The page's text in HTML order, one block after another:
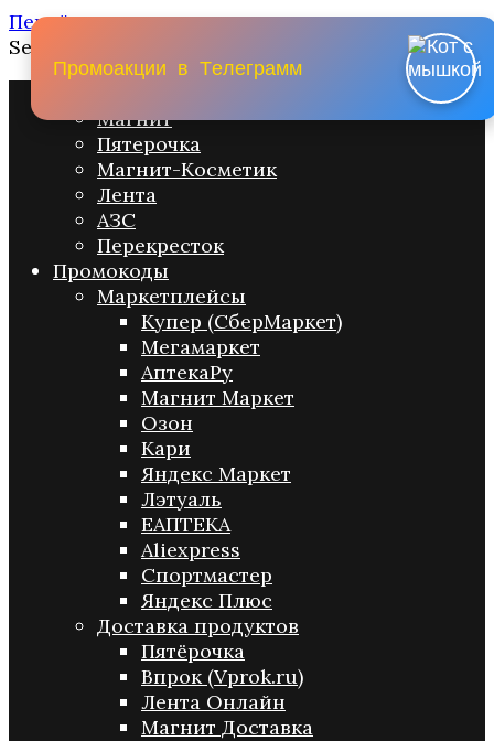
Перейти к содержанию
Search for:
Магнит
Пятерочка
Магнит-Косметик
Лента
АЗС
Перекресток
Промокоды
Маркетплейсы
Купер (СберМаркет)
Мегамаркет
АптекаРу
Магнит Маркет
Озон
Кари
Яндекс Маркет
Лэтуаль
ЕАПТЕКА
Aliexpress
Спортмастер
Яндекс Плюс
Доставка продуктов
Пятёрочка
Впрок (Vprok.ru)
Лента Онлайн
Магнит Доставка
Промоакции в Телеграмм